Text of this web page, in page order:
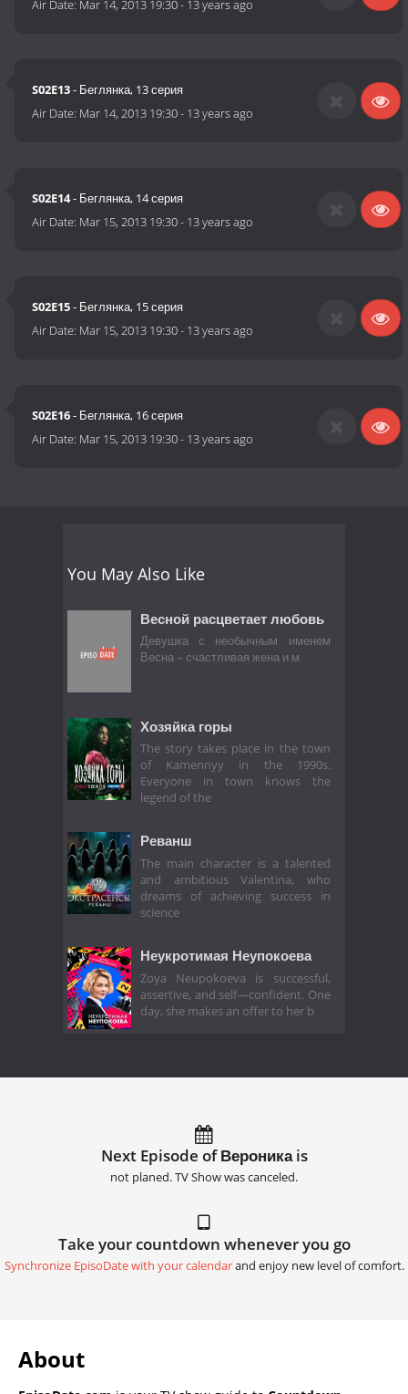
Air Date: Mar 14, 2013 19:30- 13 years ago
S02E13- Беглянка, 13 серия
Air Date: Mar 14, 2013 19:30- 13 years ago
S02E14- Беглянка, 14 серия
Air Date: Mar 15, 2013 19:30- 13 years ago
S02E15- Беглянка, 15 серия
Air Date: Mar 15, 2013 19:30- 13 years ago
S02E16- Беглянка, 16 серия
Air Date: Mar 15, 2013 19:30- 13 years ago
You May Also Like
Весной расцветает любовь
Девушка с необычным именем
Весна – счастливая жена и м
Хозяйка горы
The story takes place in the town
of Kamennyy in the 1990s.
Everyone in town knows the
legend of the
Реванш
The main character is a talented
and ambitious Valentina, who
dreams of achieving success in
science
Неукротимая Неупокоева
Zoya Neupokoeva is successful,
assertive, and self—confident. One
day, she makes an offer to her b
Next Episode of Вероника is
not planed. TV Show was canceled.
Take your countdown whenever you go
Synchronize EpisoDate with your calendarand enjoy new level of comfort.
About